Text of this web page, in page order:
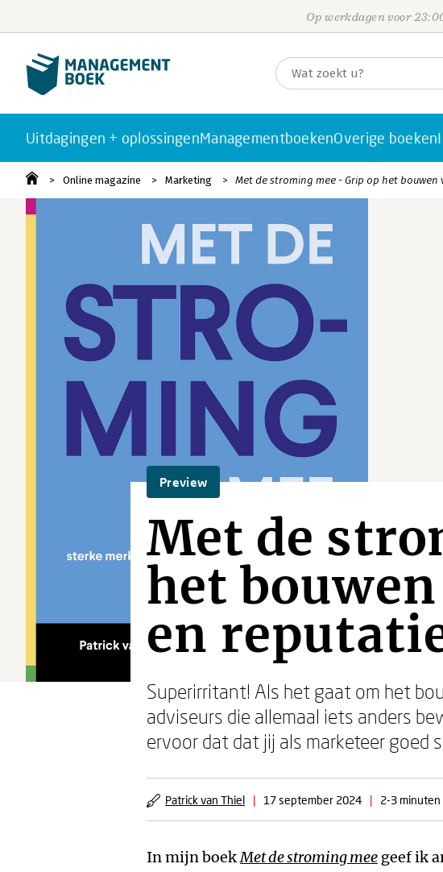
Op werkdagen voor
Uitdagingen + oplossingenManagementboekenOverige boeken
Online magazine Marketing Met de stroming mee - Grip op het
Preview
Met de
het
en
Superirritant! Als het gaat om het
adviseurs die allemaal iets anders
ervoor dat dat jij als marketeer goed
Patrick van Thiel | 17 september 2024 | 2-3
In mijn boekMet de stroming mee geef ik